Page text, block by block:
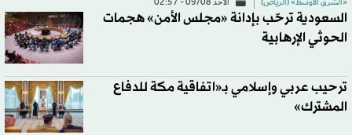
«الشرق الأوسط» (الرياض) الأحد 09/08 - 02:57
السعودية ترحّب بإدانة «مجلس الأمن» هجمات
الحوثي الإرهابية
ترحيب عربي وإسلامي بـ«اتفاقية مكة للدفاع
المشترك»